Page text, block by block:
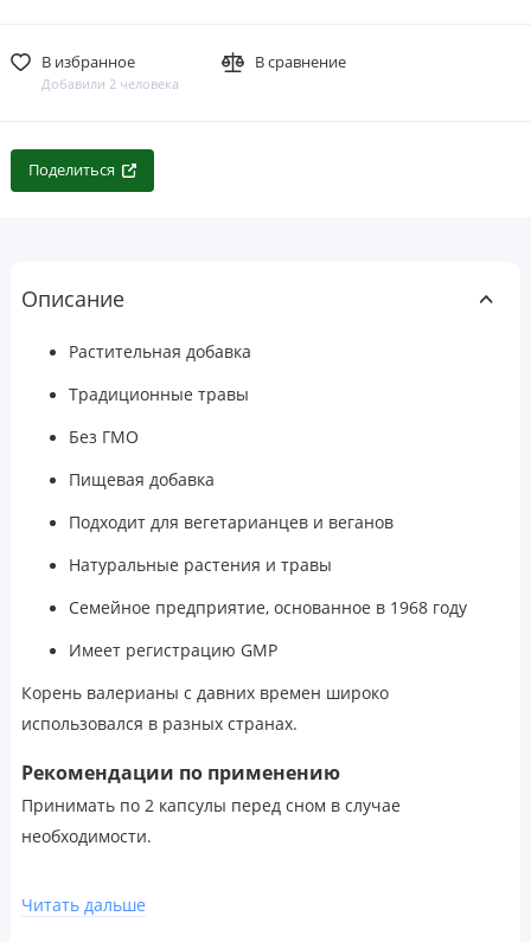
В избранное
Добавили 2 человека
В сравнение
Поделиться
Описание
Растительная добавка
Традиционные травы
Без ГМО
Пищевая добавка
Подходит для вегетарианцев и веганов
Натуральные растения и травы
Семейное предприятие, основанное в 1968 году
Имеет регистрацию GMP
Корень валерианы с давних времен широко
использовался в разных странах.
Рекомендации по применению
Принимать по 2 капсулы перед сном в случае
необходимости.
Только для взрослых. Перед приемом во время
Читать дальше